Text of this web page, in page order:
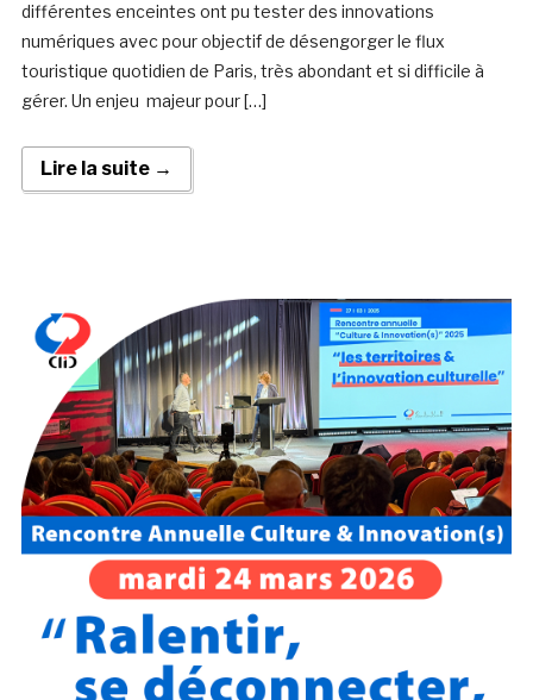
différentes enceintes ont pu tester des innovations
numériques avec pour objectif de désengorger le flux
touristique quotidien de Paris, très abondant et si difficile à
gérer. Un enjeu majeur pour […]
Lire la suite →